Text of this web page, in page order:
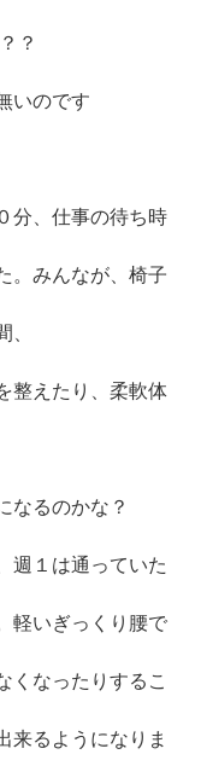
？
いのです
分、仕事の待ち時
。みんなが、椅子
整えたり、柔軟体
なるのかな？
週１は通っていた
軽いぎっくり腰で
くなったりするこ
来るようになりま